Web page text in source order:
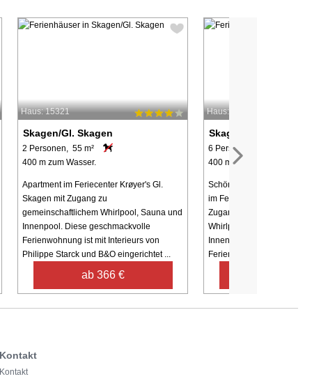
Haus: 15321
Skagen/Gl. Skagen
2 Personen, 55 m²
400 m zum Wasser.
Apartment im Feriecenter Krøyer's Gl.
Skagen mit Zugang zu
gemeinschaftlichem Whirlpool, Sauna und
Innenpool. Diese geschmackvolle
Ferienwohnung ist mit Interieurs von
Philippe Starck und B&O eingerichtet ...
ab 366 €
Haus: 16864
Skagen/Gl. Skagen
6 Personen, 87 m²
400 m zum Wasser.
Schöne und geräumige
im Feriecenter Krøyer's Gl.
Zugang zu einem
Whirlpool, einer Sauna
Innenpool. Dieses
Ferienhaus mit Interieur
Kontakt
Kontakt